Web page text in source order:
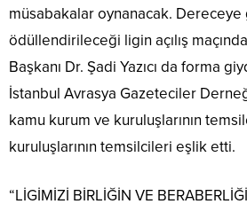
müsabakalar oynanacak. Dereceye
ödüllendirileceği ligin açılış
Başkanı Dr. Şadi Yazıcı da forma
İstanbul Avrasya Gazeteciler
kamu kurum ve kuruluşlarının
kuruluşlarının temsilcileri eşlik etti.
“LİGİMİZİ BİRLİĞİN VE